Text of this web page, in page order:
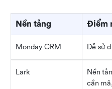
Nền tảng Điểm
Monday CRM Dễ sử
Lark
Nền
cần